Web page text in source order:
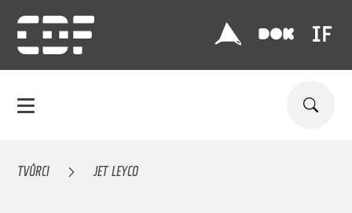
TVŮRCI JET LEYCO